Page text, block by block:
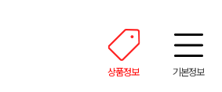
상품정보 기본정보